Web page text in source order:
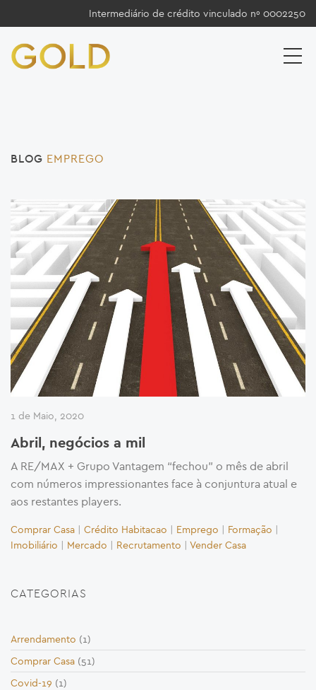
Intermediário de crédito vinculado nº 0002250
BLOG EMPREGO
1 de Maio, 2020
Abril, negócios a mil
A RE/MAX + Grupo Vantagem “fechou” o mês de abril
com números impressionantes face à conjuntura atual e
aos restantes players.
Comprar Casa | Crédito Habitacao | Emprego | Formação |
Imobiliário | Mercado | Recrutamento | Vender Casa
CATEGORIAS
Arrendamento (1)
Comprar Casa (51)
Covid-19 (1)